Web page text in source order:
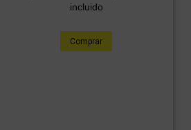
incluido
Comprar